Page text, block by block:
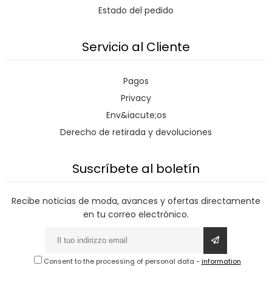
Estado del pedido
Servicio al Cliente
Pagos
Privacy
Env&iacute;os
Derecho de retirada y devoluciones
Suscríbete al boletín
Recibe noticias de moda, avances y ofertas directamente
en tu correo electrónico.
Consent to the processing of personal data - information